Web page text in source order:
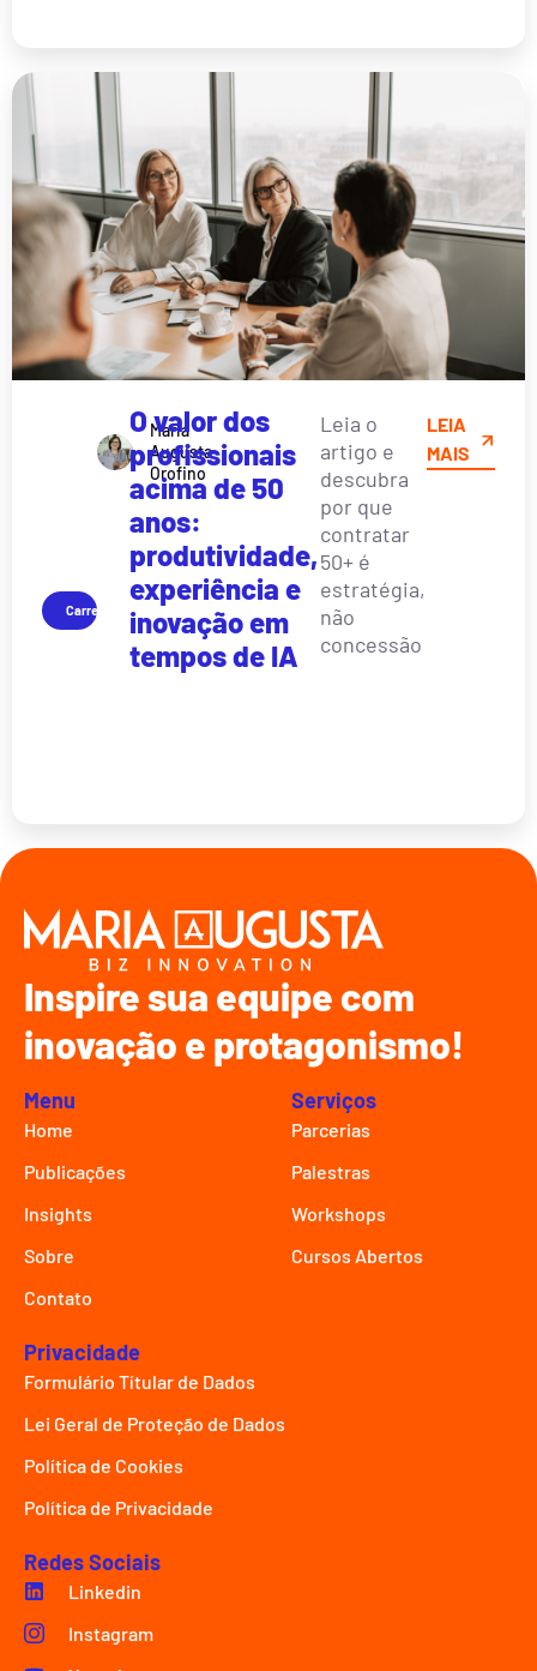
Carreira
Maria
Augusta
Orofino
O valor dos
profissionais
acima de 50
anos:
produtividade,
experiência e
inovação em
tempos de IA
Leia o
artigo e
descubra
por que
contratar
50+ é
estratégia,
não
concessão
LEIA
MAIS
Inspire sua equipe com
inovação e protagonismo!
Menu
Home
Publicações
Insights
Sobre
Contato
Serviços
Parcerias
Palestras
Workshops
Cursos Abertos
Privacidade
Formulário Títular de Dados
Lei Geral de Proteção de Dados
Política de Cookies
Política de Privacidade
Redes Sociais
Linkedin
Instagram